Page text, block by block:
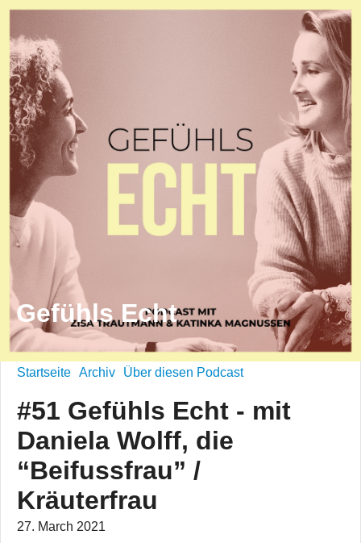
Gefühls Echt
Startseite Archiv Über diesen Podcast
#51 Gefühls Echt - mit
Daniela Wolff, die
“Beifussfrau” /
Kräuterfrau
27. March 2021